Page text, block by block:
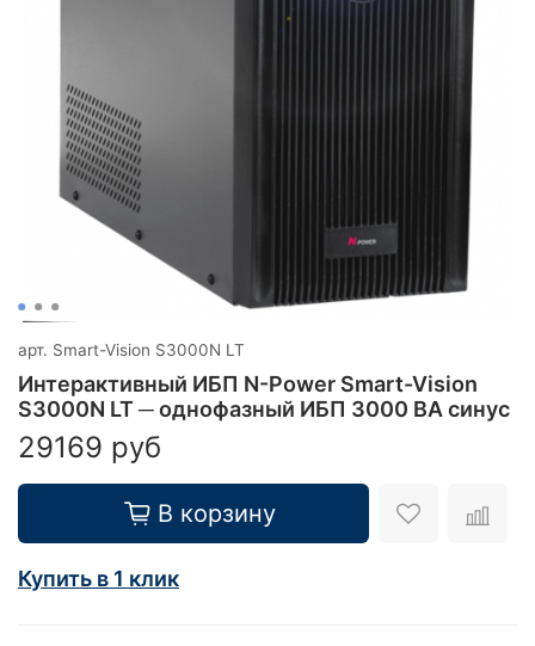
арт. Smart-Vision S3000N LT
Интерактивный ИБП N-Power Smart-Vision
S3000N LT ─ однофазный ИБП 3000 ВА синус
29169 руб
В корзину
Купить в 1 клик